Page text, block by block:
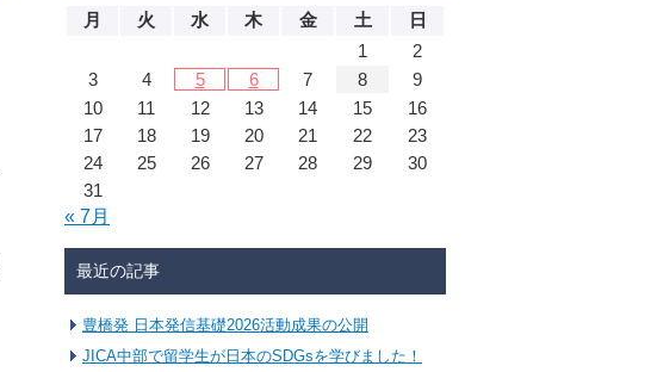
月 火 水 木 金 土
日
1
2
3
4 5 6 7 8
9
10
11 12 13 14 15
16
17
18 19 20 21 22
23
24
25 26 27 28 29
30
31
« 7月
最近の記事
豊橋発 日本発信基礎2026活動成果の公開
JICA中部で留学生が日本のSDGsを学びました！